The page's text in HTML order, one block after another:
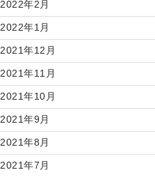
2022年2月
2022年1月
2021年12月
2021年11月
2021年10月
2021年9月
2021年8月
2021年7月